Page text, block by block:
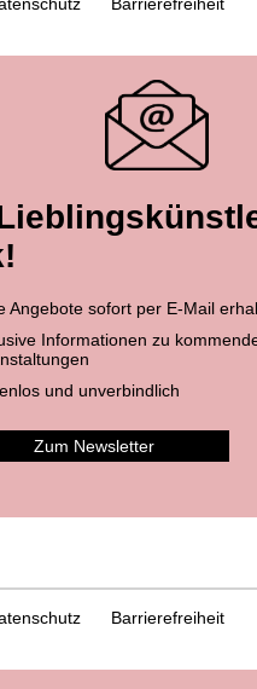
Angebote sofort per E-Mail
Informationen zu
und unverbindlich
Zum Newsletter
Barrierefreiheit